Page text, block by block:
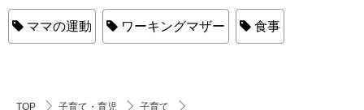
ママの運動 ワーキングマザー 食事
TOP 子育て・育児
子育て